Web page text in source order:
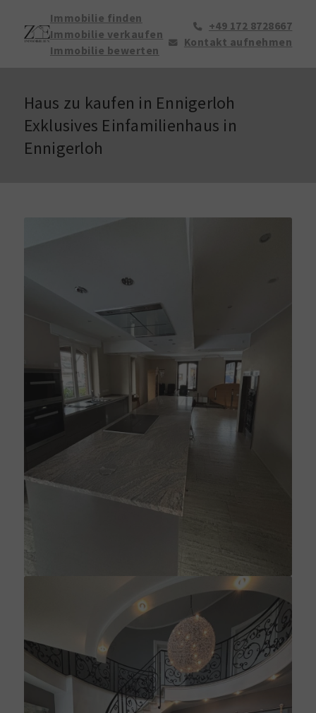
Immobilie finden
Immobilie verkaufen
Immobilie bewerten
+49 172 8728667
Kontakt aufnehmen
Haus zu kaufen in Ennigerloh
Exklusives Einfamilienhaus in
Ennigerloh